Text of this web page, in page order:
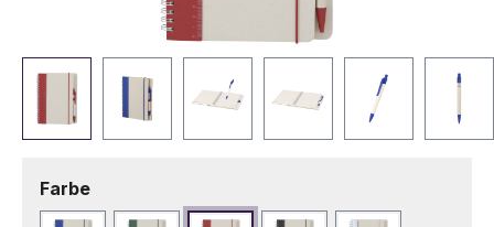
Farbeauswählen